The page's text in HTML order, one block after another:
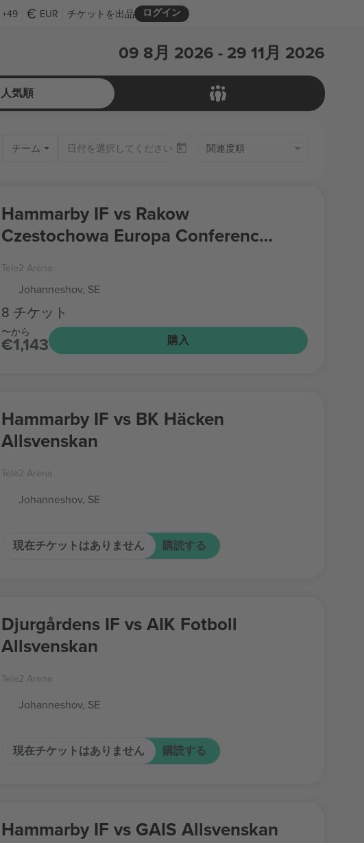
+49 EUR ログイン
チケットを出品
09 8月 2026 - 29 11月 2026
人気順
チーム 在庫ありのみ
関連度順
Hammarby IF vs Rakow
Czestochowa Europa Conference
League
Tele2 Arena
Johanneshov, SE
8 チケット
〜から
€1,143 購入
Hammarby IF vs BK Häcken
Allsvenskan
Tele2 Arena
Johanneshov, SE
現在チケットはありません 購読する
Djurgårdens IF vs AIK Fotboll
Allsvenskan
Tele2 Arena
Johanneshov, SE
現在チケットはありません 購読する
Hammarby IF vs GAIS Allsvenskan